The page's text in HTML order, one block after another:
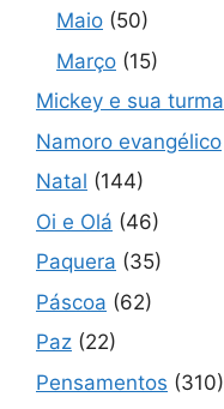
Maio (50)
Março (15)
Mickey e sua turma
Namoro evangélico
Natal (144)
Oi e Olá (46)
Paquera (35)
Páscoa (62)
Paz (22)
Pensamentos (310)